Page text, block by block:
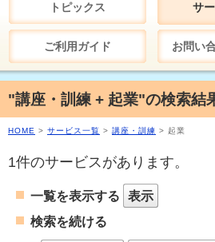
トピックス サ
ご利用ガイド お問い
"講座・訓練 + 起業"の検索結
HOME > サービス一覧 > 講座・訓練 > 起業
1件のサービスがあります。
一覧を表示する
表示
検索を続ける